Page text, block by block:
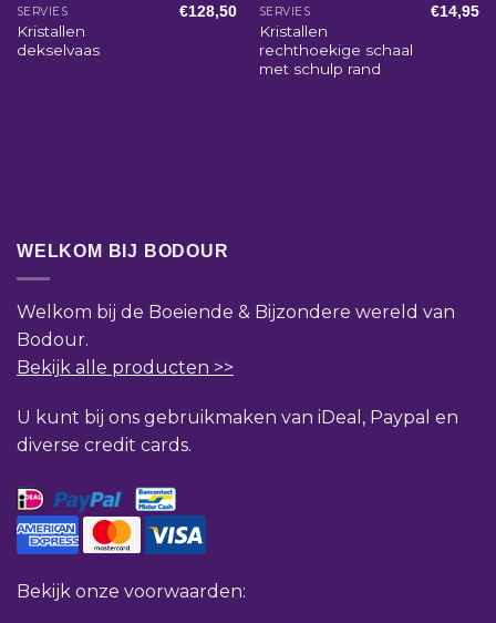
SERVIES
Kristallen
dekselvaas
€128,50 SERVIES
Kristallen
rechthoekige schaal
met schulp rand
€14,95
WELKOM BIJ BODOUR
Welkom bij de Boeiende & Bijzondere wereld van
Bodour.
Bekijk alle producten >>
U kunt bij ons gebruikmaken van iDeal, Paypal en
diverse credit cards.
Bekijk onze voorwaarden: